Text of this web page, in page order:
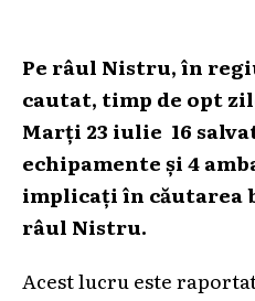
Pe râul Nistru, în
cautat, timp de opt
Marți 23 iulie 16
echipamente și 4
implicați în căutarea
râul Nistru.
Acest lucru este